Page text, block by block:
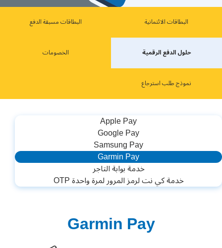
ﺍﻟﺒﻄﺎﻗﺎﺕ ﺍﻻﺋﺘﻤﺎﻧﻴﺔ ﺍﻟﺒﻄﺎﻗﺎﺕ ﻣﺴﺒﻘﺔ ﺍﻟﺪﻓﻊ
حلول الدفع الرقمية الخصومات
نموذج طلب استرجاع
Apple Pay
Google Pay
Samsung Pay
Garmin Pay
خدمة بوابة التاجر
خدمة كي نت لرمز المرور لمرة واحدة OTP
Garmin Pay